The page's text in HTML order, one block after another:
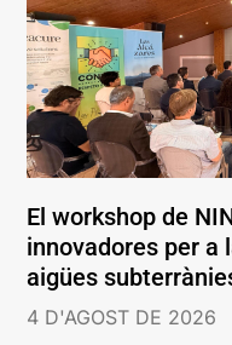
El workshop de
innovadores per a
aigües
4 D'AGOST DE 2026